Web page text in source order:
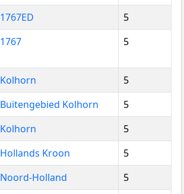
1767ED
5
1767 5
Kolhorn
5
Buitengebied Kolhorn
5
Kolhorn
5
Hollands Kroon
5
Noord-Holland
5